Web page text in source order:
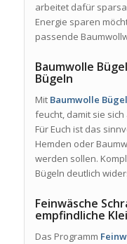
arbeitet dafür
Energie sparen
passende
Baumwolle
Bügeln
Mit Baumwolle
feucht, damit sie
Für Euch ist das
Hemden oder
werden sollen.
Bügeln deutlich
Feinwäsche
empfindliche
Das Programm